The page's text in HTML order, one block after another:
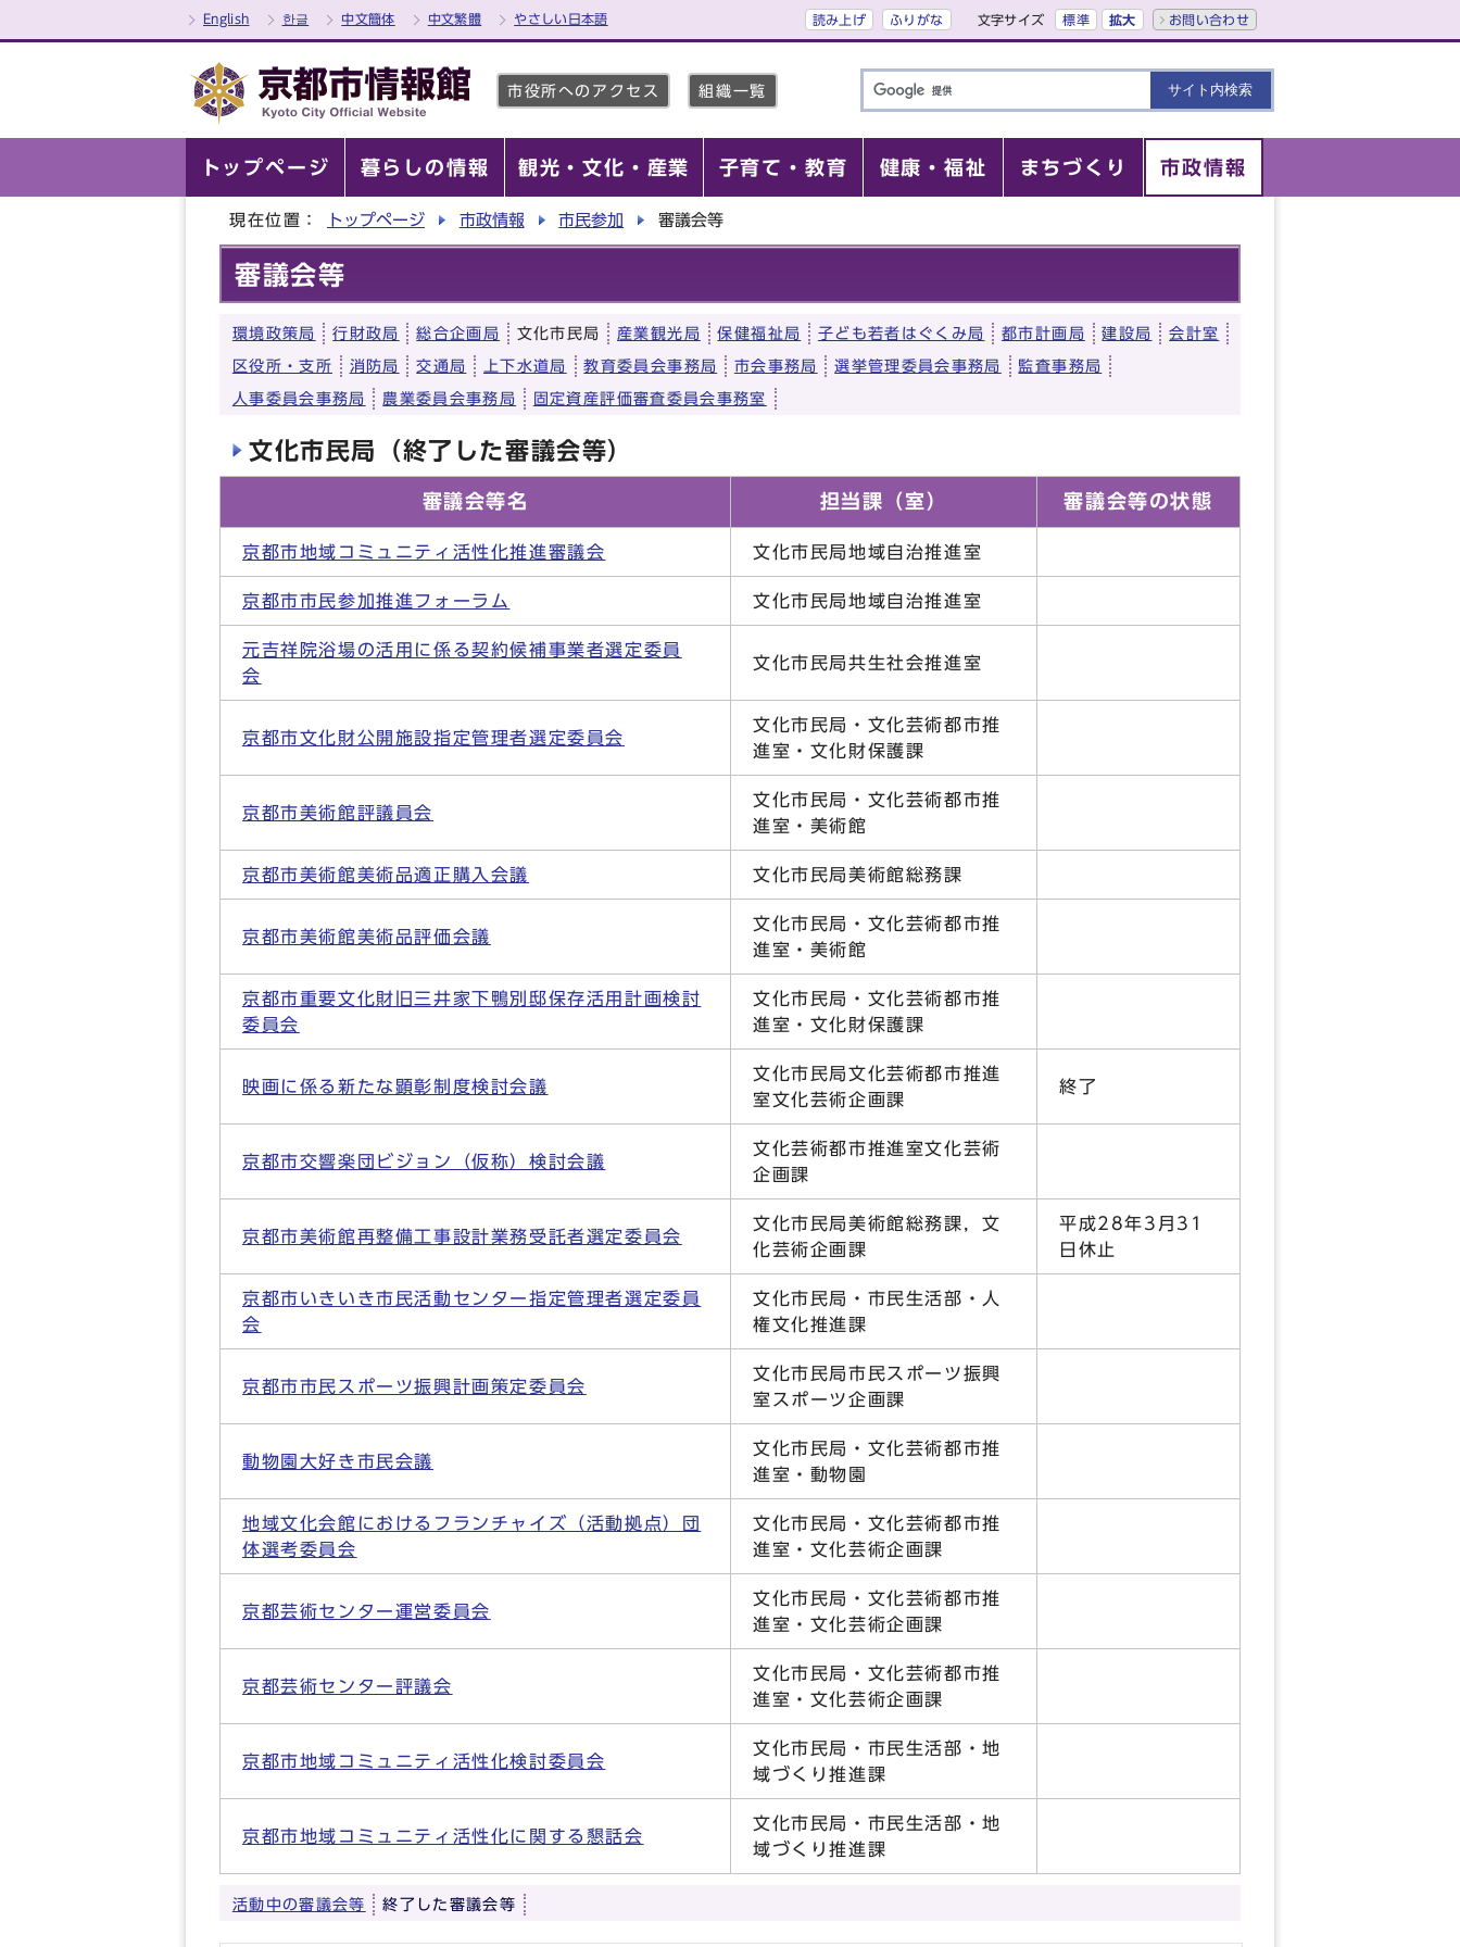
English 한글 中文簡体 中文繁體 やさしい日本語 読み上げ ふりがな 文字サイズ 標準 拡大 お問い合わせ
市役所へのアクセス 組織一覧
トップページ 暮らしの情報 観光・文化・産業 子育て・教育 健康・福祉 まちづくり 市政情報
現在位置： トップページ 市政情報 市民参加 審議会等
審議会等
環境政策局 行財政局 総合企画局 文化市民局 産業観光局 保健福祉局 子ども若者はぐくみ局 都市計画局 建設局 会計室
区役所・支所 消防局 交通局 上下水道局 教育委員会事務局 市会事務局 選挙管理委員会事務局 監査事務局
人事委員会事務局 農業委員会事務局 固定資産評価審査委員会事務室
文化市民局（終了した審議会等）
審議会等名 担当課（室） 審議会等の状態
京都市地域コミュニティ活性化推進審議会 文化市民局地域自治推進室
京都市市民参加推進フォーラム 文化市民局地域自治推進室
元吉祥院浴場の活用に係る契約候補事業者選定委員
会
文化市民局共生社会推進室
京都市文化財公開施設指定管理者選定委員会
文化市民局・文化芸術都市推
進室・文化財保護課
京都市美術館評議員会
文化市民局・文化芸術都市推
進室・美術館
京都市美術館美術品適正購入会議 文化市民局美術館総務課
京都市美術館美術品評価会議
文化市民局・文化芸術都市推
進室・美術館
京都市重要文化財旧三井家下鴨別邸保存活用計画検討
委員会
文化市民局・文化芸術都市推
進室・文化財保護課
映画に係る新たな顕彰制度検討会議
文化市民局文化芸術都市推進
室文化芸術企画課
終了
京都市交響楽団ビジョン（仮称）検討会議
文化芸術都市推進室文化芸術
企画課
京都市美術館再整備工事設計業務受託者選定委員会
文化市民局美術館総務課，文
化芸術企画課
平成28年3月31
日休止
京都市いきいき市民活動センター指定管理者選定委員
会
文化市民局・市民生活部・人
権文化推進課
京都市市民スポーツ振興計画策定委員会
文化市民局市民スポーツ振興
室スポーツ企画課
動物園大好き市民会議
文化市民局・文化芸術都市推
進室・動物園
地域文化会館におけるフランチャイズ（活動拠点）団
体選考委員会
文化市民局・文化芸術都市推
進室・文化芸術企画課
京都芸術センター運営委員会
文化市民局・文化芸術都市推
進室・文化芸術企画課
京都芸術センター評議会
文化市民局・文化芸術都市推
進室・文化芸術企画課
京都市地域コミュニティ活性化検討委員会
文化市民局・市民生活部・地
域づくり推進課
京都市地域コミュニティ活性化に関する懇話会
文化市民局・市民生活部・地
域づくり推進課
活動中の審議会等 終了した審議会等